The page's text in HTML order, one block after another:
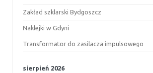
Zakład szklarski Bydgoszcz
Naklejki w Gdyni
Transformator do zasilacza impulsowego
sierpień 2026